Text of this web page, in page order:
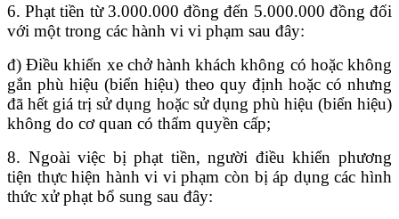
6. Phạt tiền từ 3.000.000 đồng đến 5.000.000 đồng đối
với một trong các hành vi vi phạm sau đây:
đ) Điều khiển xe chở hành khách không có hoặc không
gắn phù hiệu (biển hiệu) theo quy định hoặc có nhưng
đã hết giá trị sử dụng hoặc sử dụng phù hiệu (biển hiệu)
không do cơ quan có thẩm quyền cấp;
8. Ngoài việc bị phạt tiền, người điều khiển phương
tiện thực hiện hành vi vi phạm còn bị áp dụng các hình
thức xử phạt bổ sung sau đây: